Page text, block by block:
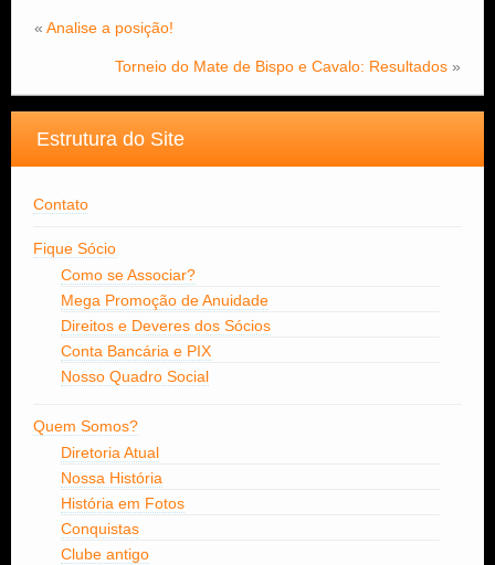
« Analise a posição!
Torneio do Mate de Bispo e Cavalo: Resultados »
Estrutura do Site
Contato
Fique Sócio
Como se Associar?
Mega Promoção de Anuidade
Direitos e Deveres dos Sócios
Conta Bancária e PIX
Nosso Quadro Social
Quem Somos?
Diretoria Atual
Nossa História
História em Fotos
Conquistas
Clube antigo